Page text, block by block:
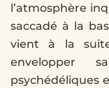
l’atmosphère
saccadé à la
vient à la
envelopper
psychédéliques